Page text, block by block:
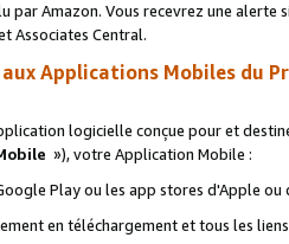
Amazon. Vous recevrez une alerte
Associates Central.
Applications Mobiles du
logicielle conçue pour et
»), votre Application Mobile :
Play ou les app stores d'Apple ou
en téléchargement et tous les